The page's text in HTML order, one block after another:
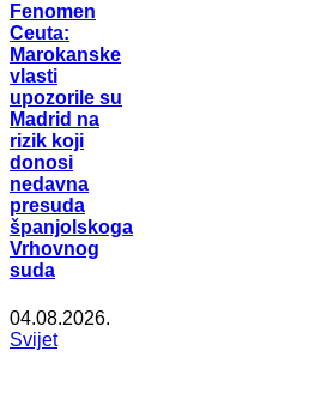
Fenomen
Ceuta:
Marokanske
vlasti
upozorile su
Madrid na
rizik koji
donosi
nedavna
presuda
španjolskoga
Vrhovnog
suda
04.08.2026.
Svijet